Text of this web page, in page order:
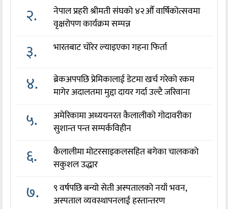
२.
नेपाल प्रहरी श्रीमती संघको ४२औँ वार्षिकोत्सवमा
वृक्षरोपण कार्यक्रम सम्पन्न
३. भारतबाट चोरेर ल्याइएका गहना फिर्ता
४.
ब्रेकअपपछि प्रेमिकालाई डेटमा खर्च गरेको रकम
मागेर अदालतमा मुद्दा दायर गर्दा उल्टै जरिवाना
५.
अमेरिकामा अध्ययनरत कैलालीको गोदावरीका
सुशान्त पन्त सम्पर्कविहीन
६.
कैलालीमा मोटरसाइकलसहित बगेका चालकको
सकुशल उद्धार
७.
९ वर्षपछि बन्यो सेती अस्पतालको नयाँ भवन,
अस्पताल व्यवस्थापनलाई हस्तान्तरण